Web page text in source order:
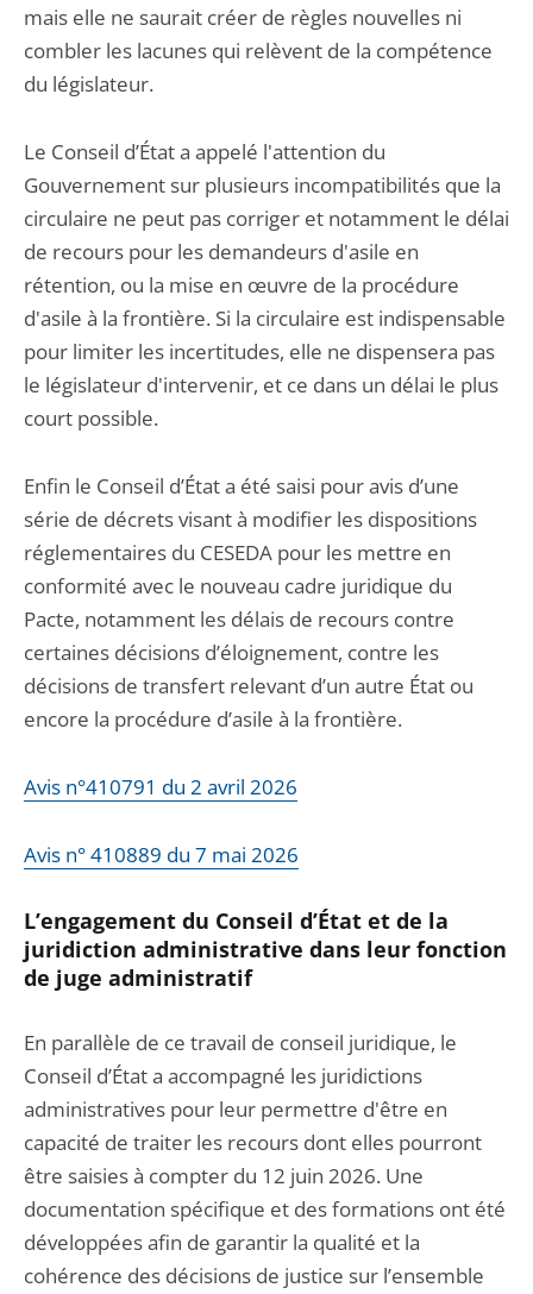
mais elle ne saurait créer de règles nouvelles ni
combler les lacunes qui relèvent de la compétence
du législateur.
Le Conseil d’État a appelé l'attention du
Gouvernement sur plusieurs incompatibilités que la
circulaire ne peut pas corriger et notamment le délai
de recours pour les demandeurs d'asile en
rétention, ou la mise en œuvre de la procédure
d'asile à la frontière. Si la circulaire est indispensable
pour limiter les incertitudes, elle ne dispensera pas
le législateur d'intervenir, et ce dans un délai le plus
court possible.
Enfin le Conseil d’État a été saisi pour avis d’une
série de décrets visant à modifier les dispositions
réglementaires du CESEDA pour les mettre en
conformité avec le nouveau cadre juridique du
Pacte, notamment les délais de recours contre
certaines décisions d’éloignement, contre les
décisions de transfert relevant d’un autre État ou
encore la procédure d’asile à la frontière.
Avis n°410791 du 2 avril 2026
Avis n° 410889 du 7 mai 2026
L’engagement du Conseil d’État et de la
juridiction administrative dans leur fonction
de juge administratif
En parallèle de ce travail de conseil juridique, le
Conseil d’État a accompagné les juridictions
administratives pour leur permettre d'être en
capacité de traiter les recours dont elles pourront
être saisies à compter du 12 juin 2026. Une
documentation spécifique et des formations ont été
développées afin de garantir la qualité et la
cohérence des décisions de justice sur l’ensemble